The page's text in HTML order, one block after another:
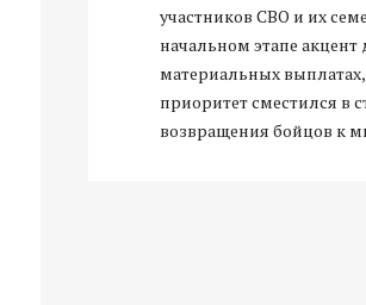
участников СВО и их
начальном этапе акцент
материальных выплатах,
приоритет сместился в
возвращения бойцов к